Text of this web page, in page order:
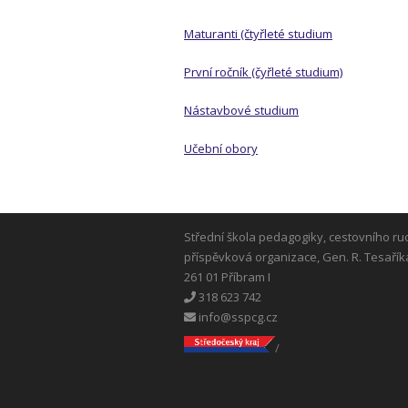
Maturanti (čtyřleté studium
První ročník (čyřleté studium)
Nástavbové studium
Učební obory
Střední škola pedagogiky, cestovního
příspěvková organizace, Gen. R.
261 01 Příbram I
318 623 742
info@sspcg.cz
/